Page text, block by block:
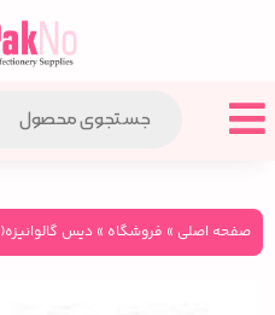
صفحه اصلی » فروشگاه » دیس گالوانیزه(1.5)